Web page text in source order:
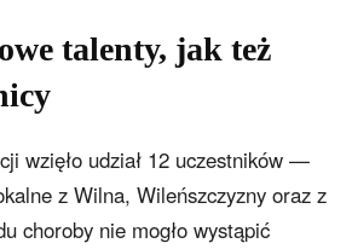
talenty, jak też
wzięło udział 12 uczestników —
z Wilna, Wileńszczyzny oraz z
choroby nie mogło wystąpić